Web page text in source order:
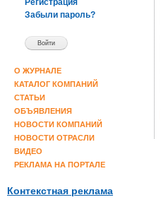
Регистрация
Забыли пароль?
О ЖУРНАЛЕ
КАТАЛОГ КОМПАНИЙ
СТАТЬИ
ОБЪЯВЛЕНИЯ
НОВОСТИ КОМПАНИЙ
НОВОСТИ ОТРАСЛИ
ВИДЕО
РЕКЛАМА НА ПОРТАЛЕ
Контекстная реклама